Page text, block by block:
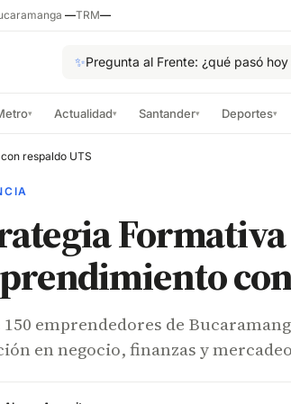
—TRM—
✨Pregunta al Frente: ¿qué pasó
▾ Actualidad▾ Santander▾ Deportes▾
respaldo UTS
150 emprendedores de
en negocio, finanzas y